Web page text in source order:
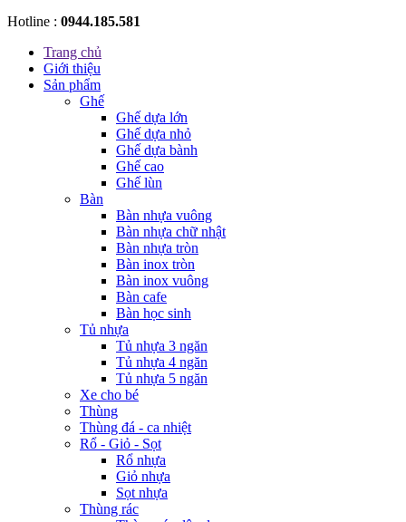
Hotline : 0944.185.581
Trang chủ
Giới thiệu
Sản phẩm
Ghế
Ghế dựa lớn
Ghế dựa nhỏ
Ghế dựa bành
Ghế cao
Ghế lùn
Bàn
Bàn nhựa vuông
Bàn nhựa chữ nhật
Bàn nhựa tròn
Bàn inox tròn
Bàn inox vuông
Bàn cafe
Bàn học sinh
Tủ nhựa
Tủ nhựa 3 ngăn
Tủ nhựa 4 ngăn
Tủ nhựa 5 ngăn
Xe cho bé
Thùng
Thùng đá - ca nhiệt
Rổ - Giỏ - Sọt
Rổ nhựa
Giỏ nhựa
Sọt nhựa
Thùng rác